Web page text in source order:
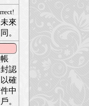
來
。
認
確
中
。